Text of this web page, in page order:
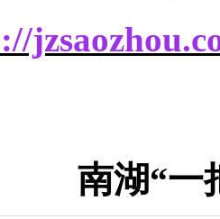
://
南湖“一